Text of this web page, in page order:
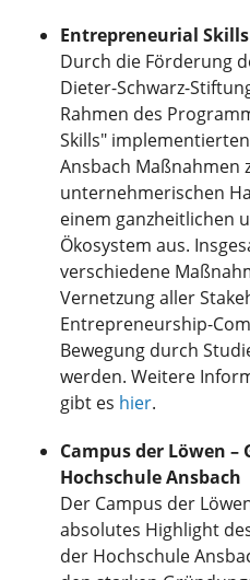
Entrepreneurial Skills
Durch die Förderung
Dieter-Schwarz-
Rahmen des
Skills"
Ansbach Maßnahmen
unternehmerischen
einem ganzheitlichen
Ökosystem aus.
verschiedene
Vernetzung aller
Entrepreneurship-
Bewegung durch
werden. Weitere
gibt es hier.
Campus der Löwen
Hochschule Ansbach
Der Campus der
absolutes Highlight
der Hochschule